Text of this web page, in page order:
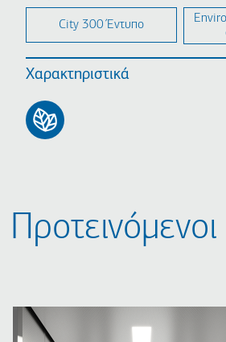
City 300 Έντυπο
Χαρακτηριστικά